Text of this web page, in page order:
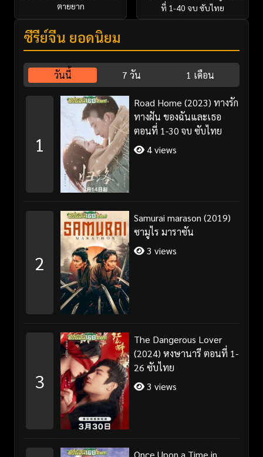
ตายยาก
ที่ 1-40 จบ ซับไทย
ซีรี่ย์จีน ยอดนิยม
วันนี้ 7 วัน 1 เดือน
1
Road Home (2023) ทางรัก
ทางฝัน ของฉันและเธอ
ตอนที่ 1-30 จบ ซับไทย
4 views
2
Samurai marason (2019)
ซามูไร มาราซัน
3 views
3
The Dangerous Lover
(2024) หงษานารี ตอนที่ 1-
26 ซับไทย
3 views